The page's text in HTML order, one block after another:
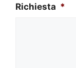
Richiesta *